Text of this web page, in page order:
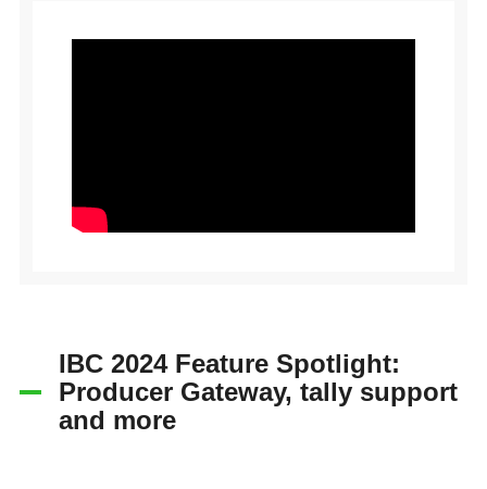
IBC 2024 Feature Spotlight:
Producer Gateway, tally support
and more